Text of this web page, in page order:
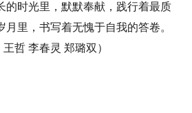
的时光里，默默奉献，践行着最质
里，书写着无愧于自我的答卷。
哲 李春灵 郑璐双）